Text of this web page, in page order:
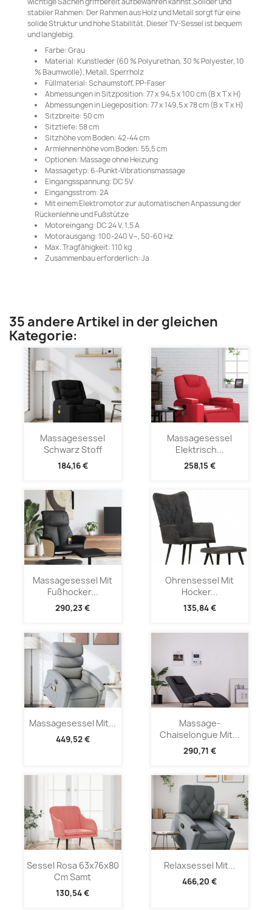
stabiler Rahmen: Der Rahmen aus Holz und Metall sorgt für eine
solide Struktur und hohe Stabilität. Dieser TV-Sessel ist bequem
und langlebig.
Farbe: Grau
Material: Kunstleder (60 % Polyurethan, 30 % Polyester, 10
% Baumwolle), Metall, Sperrholz
Füllmaterial: Schaumstoff, PP-Faser
Abmessungen in Sitzposition: 77 x 94,5 x 100 cm (B x T x H)
Abmessungen in Liegeposition: 77 x 149,5 x 78 cm (B x T x H)
Sitzbreite: 50 cm
Sitztiefe: 58 cm
Sitzhöhe vom Boden: 42-44 cm
Armlehnenhöhe vom Boden: 55,5 cm
Optionen: Massage ohne Heizung
Massagetyp: 6-Punkt-Vibrationsmassage
Eingangsspannung: DC 5V
Eingangsstrom: 2A
Mit einem Elektromotor zur automatischen Anpassung der
Rückenlehne und Fußstütze
Motoreingang: DC 24 V, 1,5 A
Motorausgang: 100-240 V~, 50-60 Hz
Max. Tragfähigkeit: 110 kg
Zusammenbau erforderlich: Ja
35 andere Artikel in der gleichen
Kategorie:
Massagesessel
Schwarz Stoff
184,16 €
Massagesessel
Elektrisch...
258,15 €
Massagesessel Mit
Fußhocker...
290,23 €
Ohrensessel Mit
Hocker...
135,84 €
Massagesessel Mit...
449,52 €
Massage-
Chaiselongue Mit...
290,71 €
Sessel Rosa 63x76x80
Cm Samt
130,54 €
Relaxsessel Mit...
466,20 €